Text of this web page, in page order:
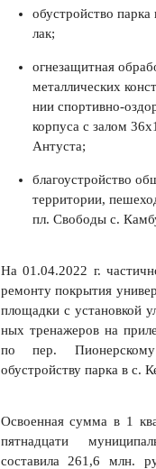
обустройство
лак;
огнезащитная
металличе­ских
нии спортивно-
корпуса с залом
Антуста;
благоустройство
тер­рито­рии,
пл. Свободы с.
На 01.04.2022 г.
ремонту покрытия
пло­щадки с установ­кой
ных тре­наже­ров на
по пер.
обустройству парка в с.
Освоенная сумма в 1
пятнадцати
составила 261,6 млн.